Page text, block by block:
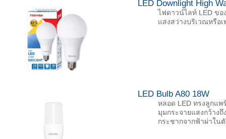
LED Downlight High
ไฟดาวน์ไลท์ LED ขอ
แสงสว่างบริเวณหรือ
LED Bulb A80 18W
หลอด LED ทรงลูกแพ
มุมกระจายแสงกว้าง
กระชากจากฟ้าผ่าใน